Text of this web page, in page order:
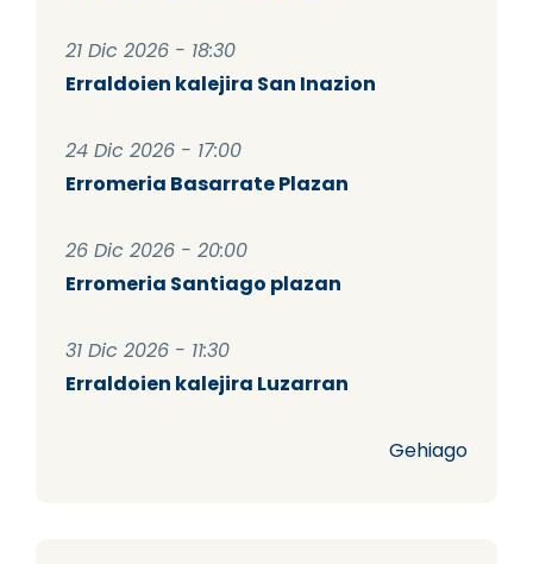
21 Dic 2026 - 18:30
Erraldoien kalejira San Inazion
24 Dic 2026 - 17:00
Erromeria Basarrate Plazan
26 Dic 2026 - 20:00
Erromeria Santiago plazan
31 Dic 2026 - 11:30
Erraldoien kalejira Luzarran
Gehiago